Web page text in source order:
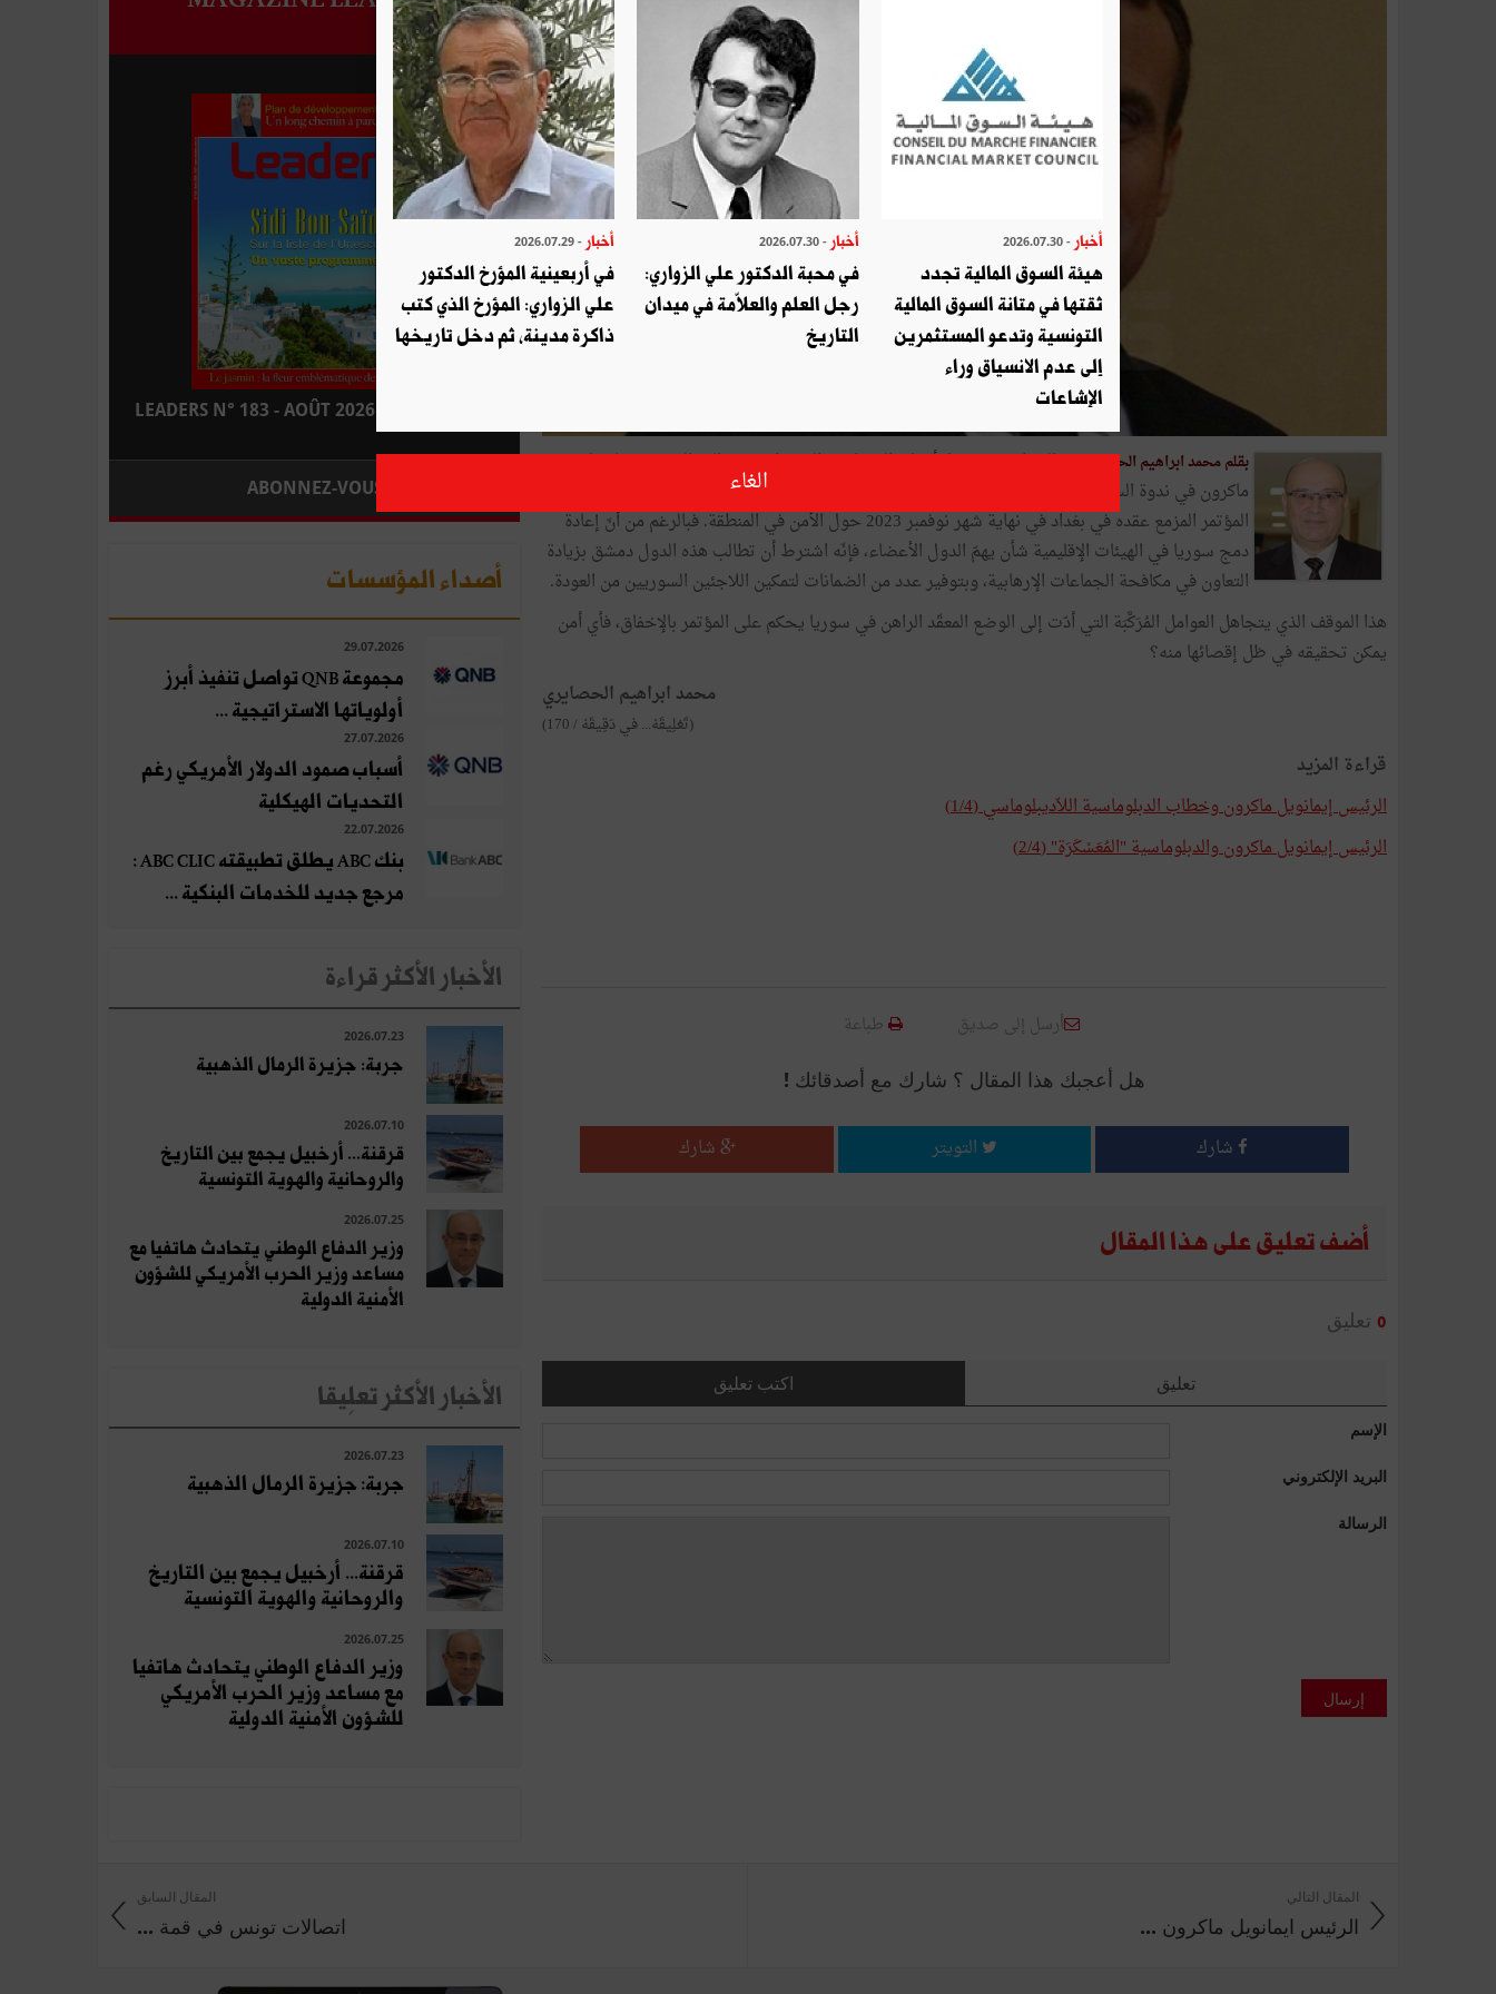
بقلم محمد ابراهيم الحصايري -"الشراسة" حتى لا أقول "العدوانية" التي طبعت خطاب الرئيس إيمانويل
ماكرون في ندوة السفراء لم تقتصر على النيجر وغرب إفريقيا، بل شملت الشرق الأوسط، وبالتحديد
المؤتمر المزمع عقده في بغداد في نهاية شهر نوفمبر 2023 حول الأمن في المنطقة. فبالرغم من أنّ إعادة
دمج سوريا في الهيئات الإقليمية شأن يهمّ الدول الأعضاء، فإنّه اشترط أن تطالب هذه الدول دمشق بزيادة
التعاون في مكافحة الجماعات الإرهابية، وبتوفير عدد من الضمانات لتمكين اللاجئين السوريين من العودة.
هذا الموقف الذي يتجاهل العوامل المُرَكَّبَة التي أدّت إلى الوضع المعقّد الراهن في سوريا يحكم على المؤتمر بالإخفاق، فأي أمن
يمكن تحقيقه في ظل إقصائها منه؟
محمد ابراهيم الحصايري
(تَعْلِيقَهْ... في دَقِيقَهْ / 170)
قراءة المزيد
الرئيس إيمانويل ماكرون وخطاب الدبلوماسية اللاّديبلوماسي (1/4)
الرئيس إيمانويل ماكرون والدبلوماسية "المُعَسْكَرَة" (2/4)
أرسل إلى صديق طباعة
هل أعجبك هذا المقال ؟ شارك مع أصدقائك !
شارك التويتر شارك
أضف تعليق على هذا المقال
0 تعليق
اكتب تعليق تعليق
الإسم
البريد الإلكتروني
الرسالة
إرسال
LEADERS N° 183 - AOÛT 2026 : EN KIOSQUE
ABONNEZ-VOUS
أصداء المؤسسات
29.07.2026
مجموعة QNB تواصل تنفيذ أبرز
أولوياتها الاستراتيجية ...
27.07.2026
أسباب صمود الدولار الأمريكي رغم
التحديات الهيكلية
22.07.2026
بنك ABC يطلق تطبيقته ABC CLIC :
مرجع جديد للخدمات البنكية ...
الأخبار الأكثر قراءة
2026.07.23
جربة: جزيرة الرمال الذهبية
2026.07.10
قرقنة... أرخبيل يجمع بين التاريخ
والروحانية والهوية التونسية
2026.07.25
وزير الدفاع الوطني يتحادث هاتفيا مع
مساعد وزير الحرب الأمريكي للشؤون
الأمنية الدولية
الأخبار الأكثر تعلِيقا
2026.07.23
جربة: جزيرة الرمال الذهبية
2026.07.10
قرقنة... أرخبيل يجمع بين التاريخ
والروحانية والهوية التونسية
2026.07.25
وزير الدفاع الوطني يتحادث هاتفيا
مع مساعد وزير الحرب الأمريكي
للشؤون الأمنية الدولية
المقال السابق
اتصالات تونس في قمة ...
المقال التالي
الرئيس ايمانويل ماكرون ...
أخبار - 2026.07.30
هيئة السوق المالية تجدد
ثقتها في متانة السوق المالية
التونسية وتدعو المستثمرين
إلى عدم الانسياق وراء
الإشاعات
أخبار - 2026.07.30
في محبة الدكتور علي الزواري:
رجل العلم والعلاّمة في ميدان
التاريخ
أخبار - 2026.07.29
في أربعينية المؤرخ الدكتور
علي الزواري: المؤرخ الذي كتب
ذاكرة مدينة، ثم دخل تاريخها
الغاء